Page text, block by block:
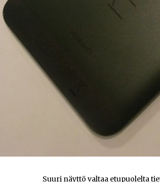
Suuri näyttö valtaa etupuolelta